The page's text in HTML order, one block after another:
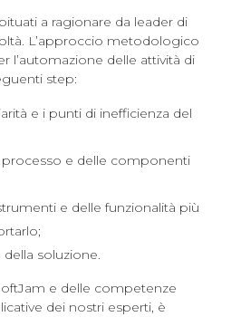
a ragionare da leader di
L’approccio metodologico
l’automazione delle attività di
step:
e i punti di inefficienza del
e delle componenti
e delle funzionalità più
soluzione.
e delle competenze
dei nostri esperti, è